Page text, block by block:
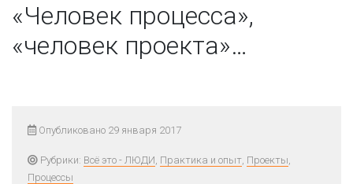
«Человек процесса»,
«человек проекта»…
Опубликовано 29 января 2017
Рубрики: Всё это - ЛЮДИ, Практика и опыт, Проекты,
Процессы